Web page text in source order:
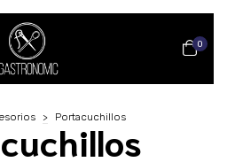
0
> Portacuchillos